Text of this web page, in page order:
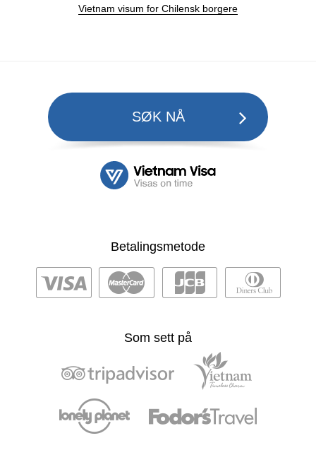
Vietnam visum for Chilensk borgere
SØK NÅ
Betalingsmetode
Som sett på